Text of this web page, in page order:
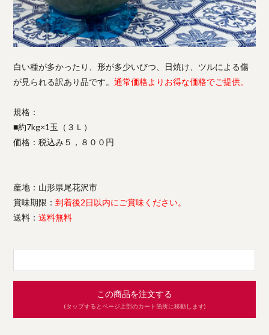
白い種が多かったり、形が多少いびつ、日焼け、ツルによる傷
が見られる訳あり品です。通常価格よりお得な価格でご提供。
規格：
■約7kg×1玉（３Ｌ）
価格：税込み５，８００円
産地：山形県尾花沢市
賞味期限：到着後2日以内にご賞味ください。
送料：送料無料
この商品を注文する
(タップするとページ上部のカート箇所に移動します)